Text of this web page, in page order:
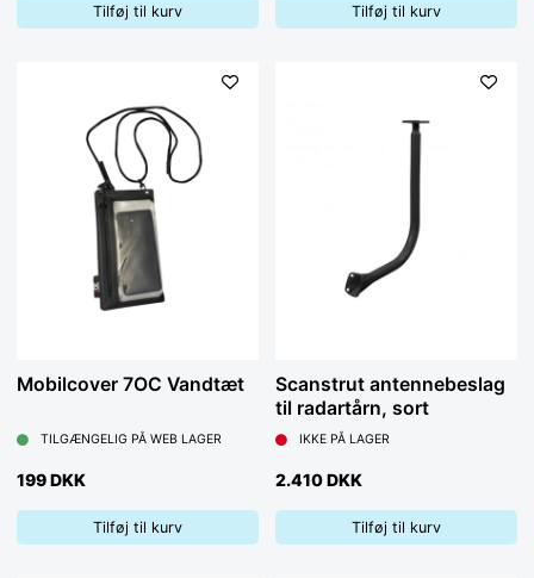
Tilføj til kurv Tilføj til kurv
Mobilcover 7OC Vandtæt
TILGÆNGELIG PÅ WEB LAGER
199 DKK
Tilføj til kurv
Scanstrut antennebeslag
til radartårn, sort
IKKE PÅ LAGER
2.410 DKK
Tilføj til kurv